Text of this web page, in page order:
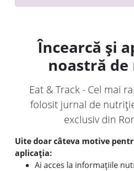
Încearcă și
noastră de
Eat & Track - Cel mai
folosit jurnal de
exclusiv din
Uite doar câteva motive
aplicația:
Ai acces la informațiile